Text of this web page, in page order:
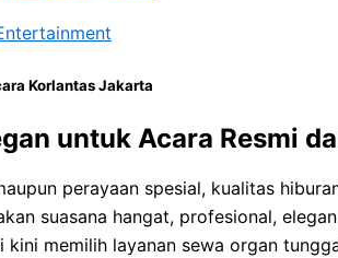
Korlantas Jakarta
untuk Acara Resmi
perayaan spesial, kualitas
suasana hangat, profesional,
memilih layanan sewa organ